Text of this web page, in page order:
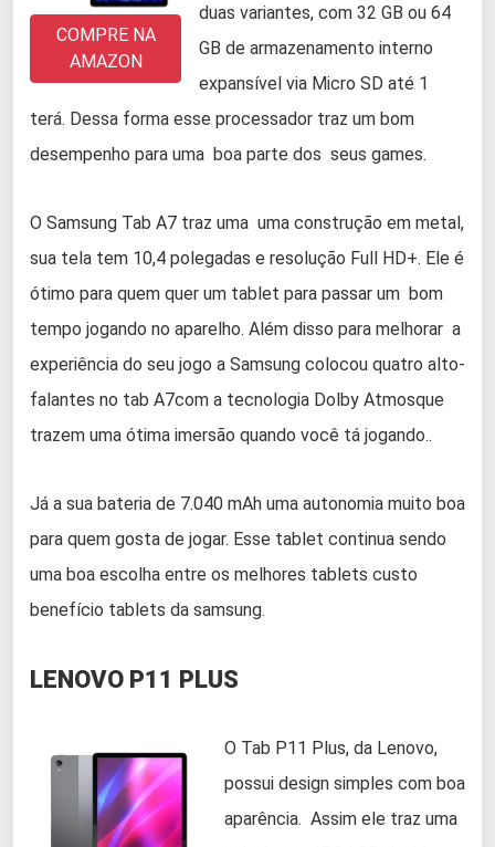
COMPRE NA
AMAZON
duas variantes, com 32 GB ou 64
GB de armazenamento interno
expansível via Micro SD até 1
terá. Dessa forma esse processador traz um bom
desempenho para uma boa parte dos seus games.
O Samsung Tab A7 traz uma uma construção em metal,
sua tela tem 10,4 polegadas e resolução Full HD+. Ele é
ótimo para quem quer um tablet para passar um bom
tempo jogando no aparelho. Além disso para melhorar a
experiência do seu jogo a Samsung colocou quatro alto-
falantes no tab A7com a tecnologia Dolby Atmosque
trazem uma ótima imersão quando você tá jogando..
Já a sua bateria de 7.040 mAh uma autonomia muito boa
para quem gosta de jogar. Esse tablet continua sendo
uma boa escolha entre os melhores tablets custo
benefício tablets da samsung.
LENOVO P11 PLUS
O Tab P11 Plus, da Lenovo,
possui design simples com boa
aparência. Assim ele traz uma